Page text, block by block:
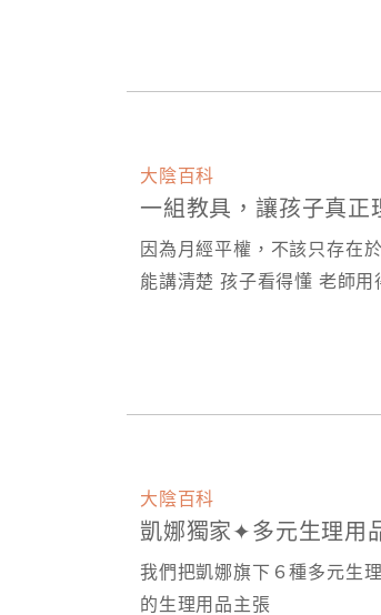
大陰百科
一組教具，讓孩子真正
因為月經平權，不該只存在
能講清楚 孩子看得懂 老師
大陰百科
凱娜獨家✦多元生理用
我們把凱娜旗下６種多元生
的生理用品主張